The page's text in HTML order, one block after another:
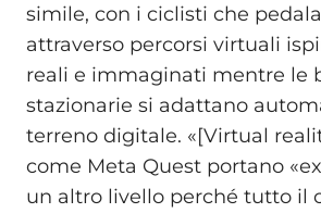
simile, con i ciclisti che
attraverso percorsi virtuali
reali e immaginati mentre le
stazionarie si adattano
terreno digitale. «[Virtual
come Meta Quest portano
un altro livello perché tutto il